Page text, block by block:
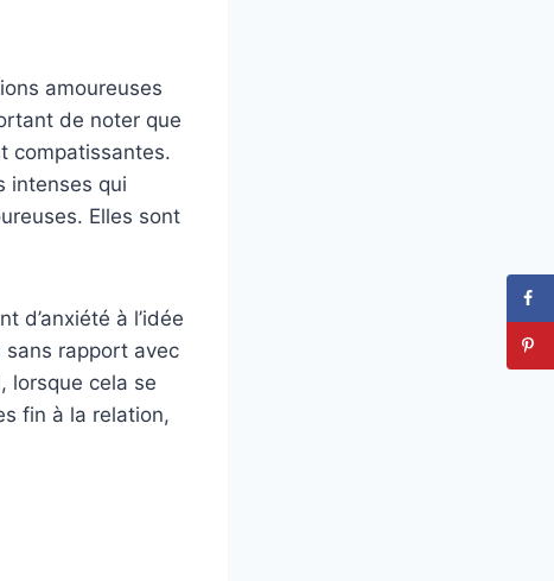
amoureuses
de noter que
compatissantes.
intenses qui
Elles sont
d’anxiété à l’idée
sans rapport avec
lorsque cela se
fin à la relation,